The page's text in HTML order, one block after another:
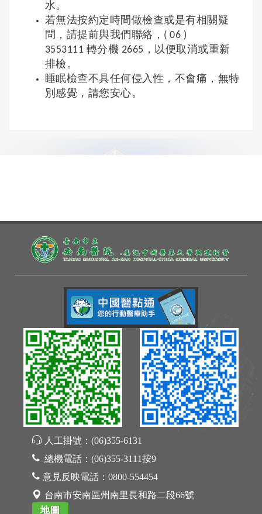
水。
若無法按約定時間做檢查或是有相關疑
問，請提前與我們聯絡，( 06 )
3553111 轉分機 2665，以便取消或重新
排檢。
睡眠檢查不具任何侵入性，不會痛，無特
別感覺，請您安心。
人工掛號： (06)355-6131
總機電話： (06)355-3111按9
意見反映電話： 0800-554454
台南市安南區州南里長和路二段66號
地圖